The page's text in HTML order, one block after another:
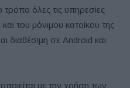
όλες τις υπηρεσίες
του μόνιμου κατοίκου της
διαθέσιμη σε Android και
με την χρήση των